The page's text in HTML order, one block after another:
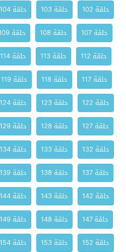
حلقة 102
حلقة 103 حلقة 104
حلقة 107
حلقة 108 حلقة 109
حلقة 112
حلقة 113 حلقة 114
حلقة 117
حلقة 118 حلقة 119
حلقة 122
حلقة 123 حلقة 124
حلقة 127
حلقة 128 حلقة 129
حلقة 132
حلقة 133 حلقة 134
حلقة 137
حلقة 138 حلقة 139
حلقة 142
حلقة 143 حلقة 144
حلقة 147
حلقة 148 حلقة 149
حلقة 152
حلقة 153 حلقة 154